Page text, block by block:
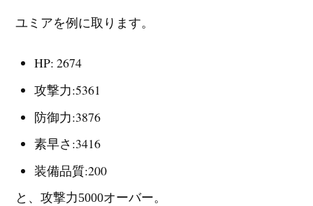
ユミアを例に取ります。
HP: 2674
攻撃力:5361
防御力:3876
素早さ:3416
装備品質:200
と、攻撃力5000オーバー。